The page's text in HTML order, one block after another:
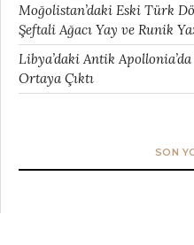
Moğolistan’daki Eski Türk
Şeftali Ağacı Yay ve Runik
Libya’daki Antik
Ortaya Çıktı
SON